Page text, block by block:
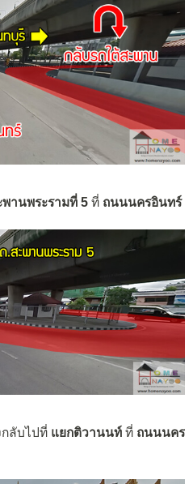
านพระรามที่ 5 ที่ ถนนนครอินทร์
ลับไปที่ แยกติวานนท์ ที่ ถนนนคร